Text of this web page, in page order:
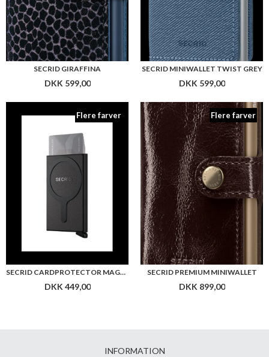
SECRID GIRAFFINA
DKK 599,00
SECRID MINIWALLET TWIST GREY
DKK 599,00
Flere farver
SECRID CARDPROTECTOR MAGSAFE
DKK 449,00
Flere farver
SECRID PREMIUM MINIWALLET
DKK 899,00
INFORMATION